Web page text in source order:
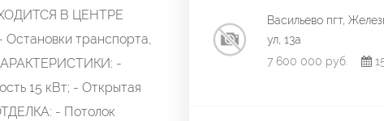
В ЦЕНТРЕ
транспорта,
-
15 кВт; - Открытая
- Потолок
Васильево пгт,
ул, 13а
7 600 000 руб.